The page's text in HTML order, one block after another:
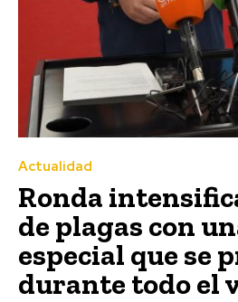
Actualidad
Ronda
de plagas con
especial que se
durante todo el